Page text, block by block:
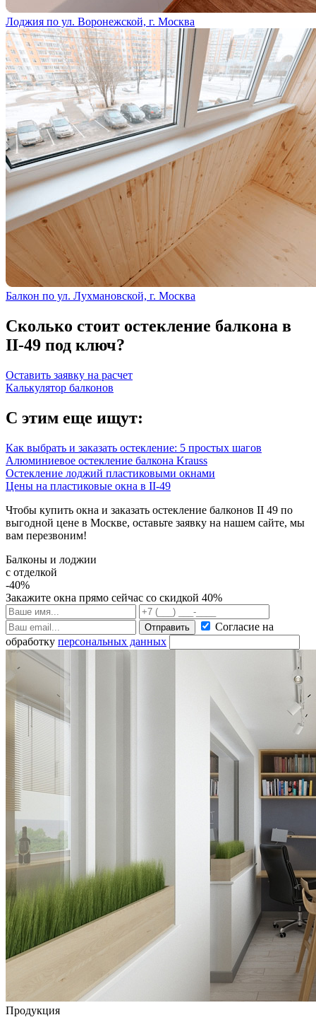
Лоджия по ул. Воронежской, г. Москва
Балкон по ул. Лухмановской, г. Москва
Сколько стоит остекление балкона в
II-49 под ключ?
Оставить заявку на расчет
Калькулятор балконов
С этим еще ищут:
Как выбрать и заказать остекление: 5 простых шагов
Алюминиевое остекление балкона Krauss
Остекление лоджий пластиковыми окнами
Цены на пластиковые окна в II-49
Чтобы купить окна и заказать остекление балконов II 49 по
выгодной цене в Москве, оставьте заявку на нашем сайте, мы
вам перезвоним!
Балконы и лоджии
с отделкой
-40%
Закажите окна прямо сейчас со скидкой 40%
Отправить
Согласие на
обработку персональных данных
Продукция